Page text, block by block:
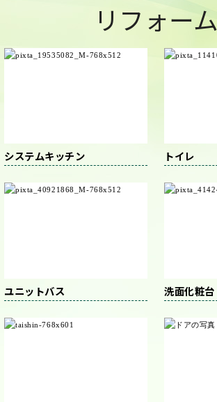
リフォーム
システムキッチン トイレ
ユニットバス 洗面化粧台